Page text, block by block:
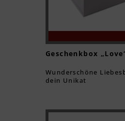
Geschenkbox
Wunderschöne
dein Unikat